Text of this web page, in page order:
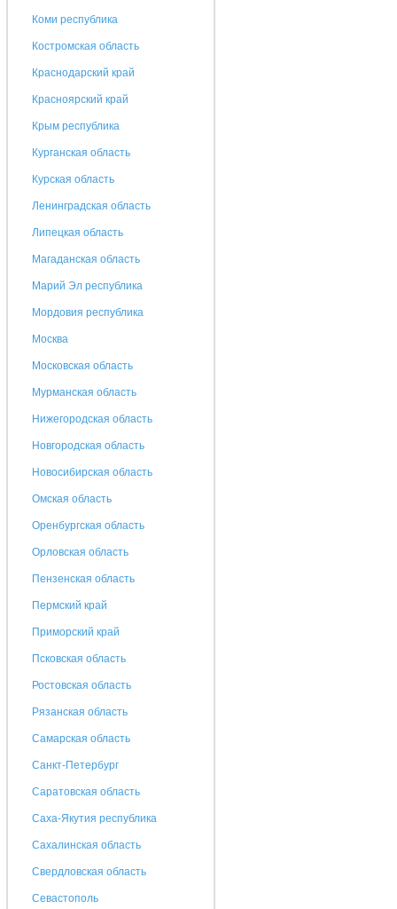
Коми республика
Костромская область
Краснодарский край
Красноярский край
Крым республика
Курганская область
Курская область
Ленинградская область
Липецкая область
Магаданская область
Марий Эл республика
Мордовия республика
Москва
Московская область
Мурманская область
Нижегородская область
Новгородская область
Новосибирская область
Омская область
Оренбургская область
Орловская область
Пензенская область
Пермский край
Приморский край
Псковская область
Ростовская область
Рязанская область
Самарская область
Санкт-Петербург
Саратовская область
Саха-Якутия республика
Сахалинская область
Свердловская область
Севастополь